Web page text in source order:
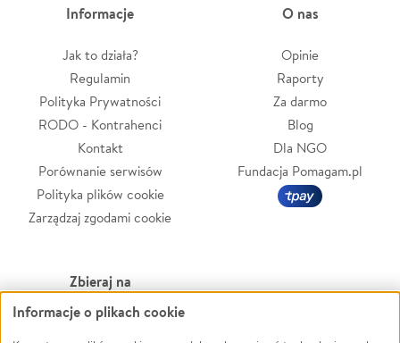
Informacje
Jak to działa?
Regulamin
Polityka Prywatności
RODO - Kontrahenci
Kontakt
Porównanie serwisów
Polityka plików cookie
Zarządzaj zgodami cookie
O nas
Opinie
Raporty
Za darmo
Blog
Dla NGO
Fundacja Pomagam.pl
Zbieraj na
Leczenie
Informacje o plikach cookie